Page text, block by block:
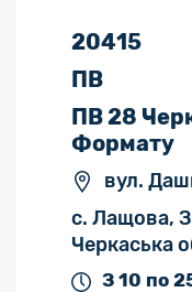
20415
ПВ
ПВ 28
Формату
вул.
с. Лащова,
Черкаська
З 10 по